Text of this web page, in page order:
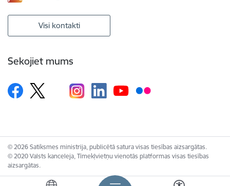
Visi kontakti
Sekojiet mums
© 2026 Satiksmes ministrija, publicētā satura visas tiesības aizsargātas.
© 2020 Valsts kanceleja, Tīmekļvietņu vienotās platformas visas tiesības
aizsargātas.